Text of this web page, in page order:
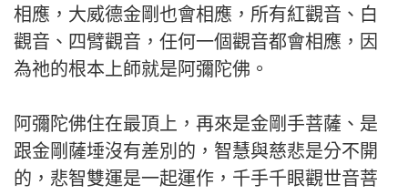
相應，大威德金剛也會相應，所有紅觀音、白
觀音、四臂觀音，任何一個觀音都會相應，因
為祂的根本上師就是阿彌陀佛。
阿彌陀佛住在最頂上，再來是金剛手菩薩、是
跟金剛薩埵沒有差別的，智慧與慈悲是分不開
的，悲智雙運是一起運作，千手千眼觀世音菩